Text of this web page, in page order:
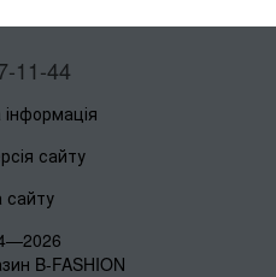
11-44
сайту
B-FASHION